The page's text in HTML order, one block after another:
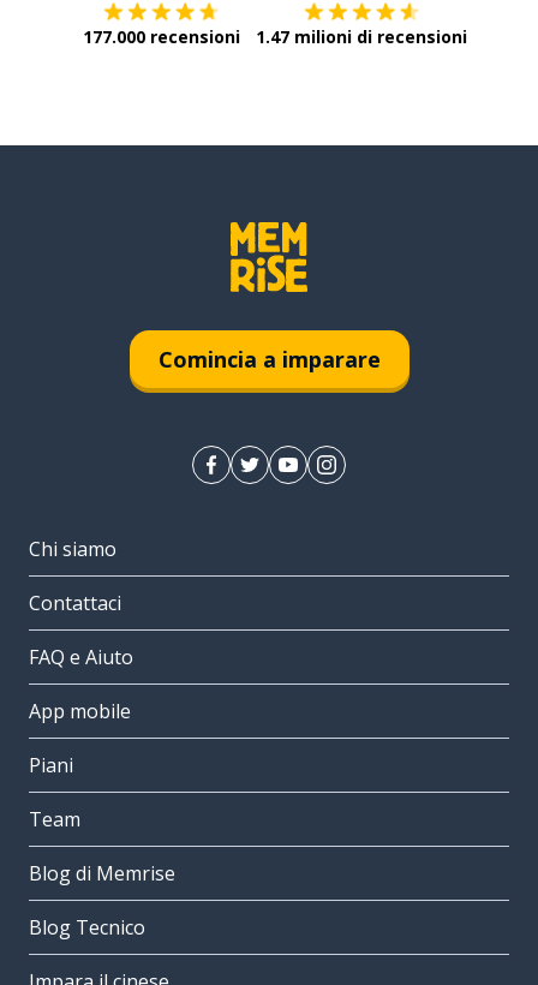
177.000 recensioni 1.47 milioni di recensioni
Comincia a imparare
Chi siamo
Contattaci
FAQ e Aiuto
App mobile
Piani
Team
Blog di Memrise
Blog Tecnico